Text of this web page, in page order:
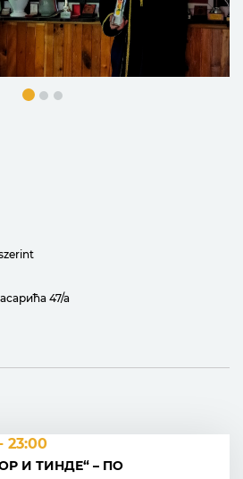
47/а
23:00
И ТИНДЕ“ – ПО